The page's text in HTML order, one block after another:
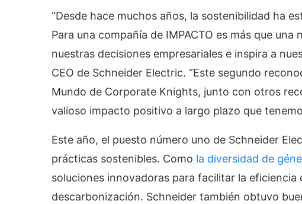
“Desde hace muchos años, la sostenibilidad ha
Para una compañía de IMPACTO es más que
nuestras decisiones empresariales e inspira a
CEO de Schneider Electric. “Este segundo
Mundo de Corporate Knights, junto con otros
valioso impacto positivo a largo plazo que
Este año, el puesto número uno de Schneider
prácticas sostenibles. Como la diversidad de
soluciones innovadoras para facilitar la
descarbonización. Schneider también obtuvo